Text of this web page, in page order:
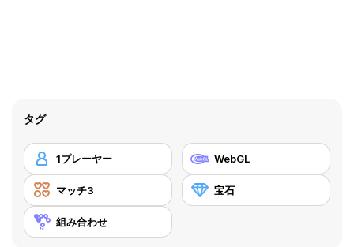
タグ
1プレーヤー WebGL
マッチ3 宝石
組み合わせ